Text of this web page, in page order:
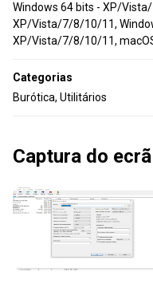
Windows 64 bits - XP/
XP/Vista/7/8/10/11,
XP/Vista/7/8/10/11,
Categorias
Burótica, Utilitários
Captura do ecrã